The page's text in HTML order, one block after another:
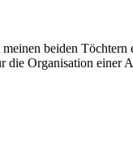
beiden
die Organisation einer